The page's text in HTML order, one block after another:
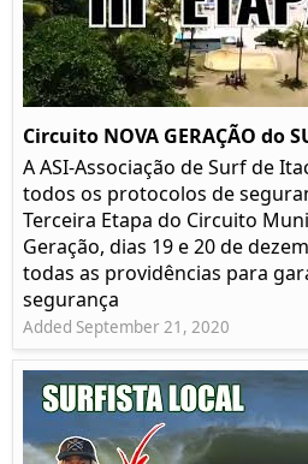
Circuito NOVA GERAÇÃO do
A ASI-Associação de Surf de
todos os protocolos de
Terceira Etapa do Circuito
Geração, dias 19 e 20 de
todas as providências para
segurança
Added September 21, 2020